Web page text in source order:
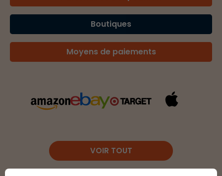
Boutiques
Moyens de paiements
VOIR TOUT